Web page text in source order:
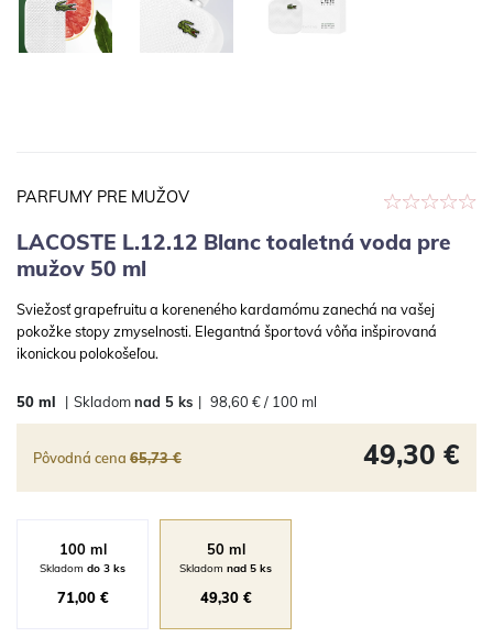
PARFUMY PRE MUŽOV
LACOSTE L.12.12 Blanc toaletná voda pre
mužov 50 ml
Sviežosť grapefruitu a koreneného kardamómu zanechá na vašej
pokožke stopy zmyselnosti. ​ Elegantná športová vôňa inšpirovaná
ikonickou polokošeľou.
50 ml | Skladomnad 5 ks | 98,60 € / 100 ml
Pôvodná cena 65,73 € 49,30 €
100 ml
Skladom do 3 ks
71,00 €
50 ml
Skladom nad 5 ks
49,30 €